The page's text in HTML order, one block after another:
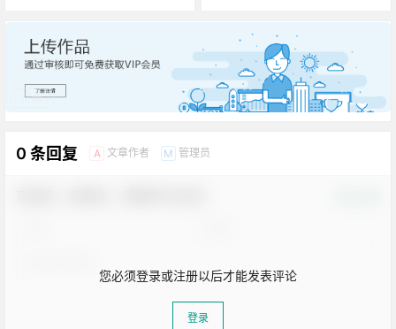
广告
0 条回复 A 文章作者 M 管理员
您必须登录或注册以后才能发表评论
登录